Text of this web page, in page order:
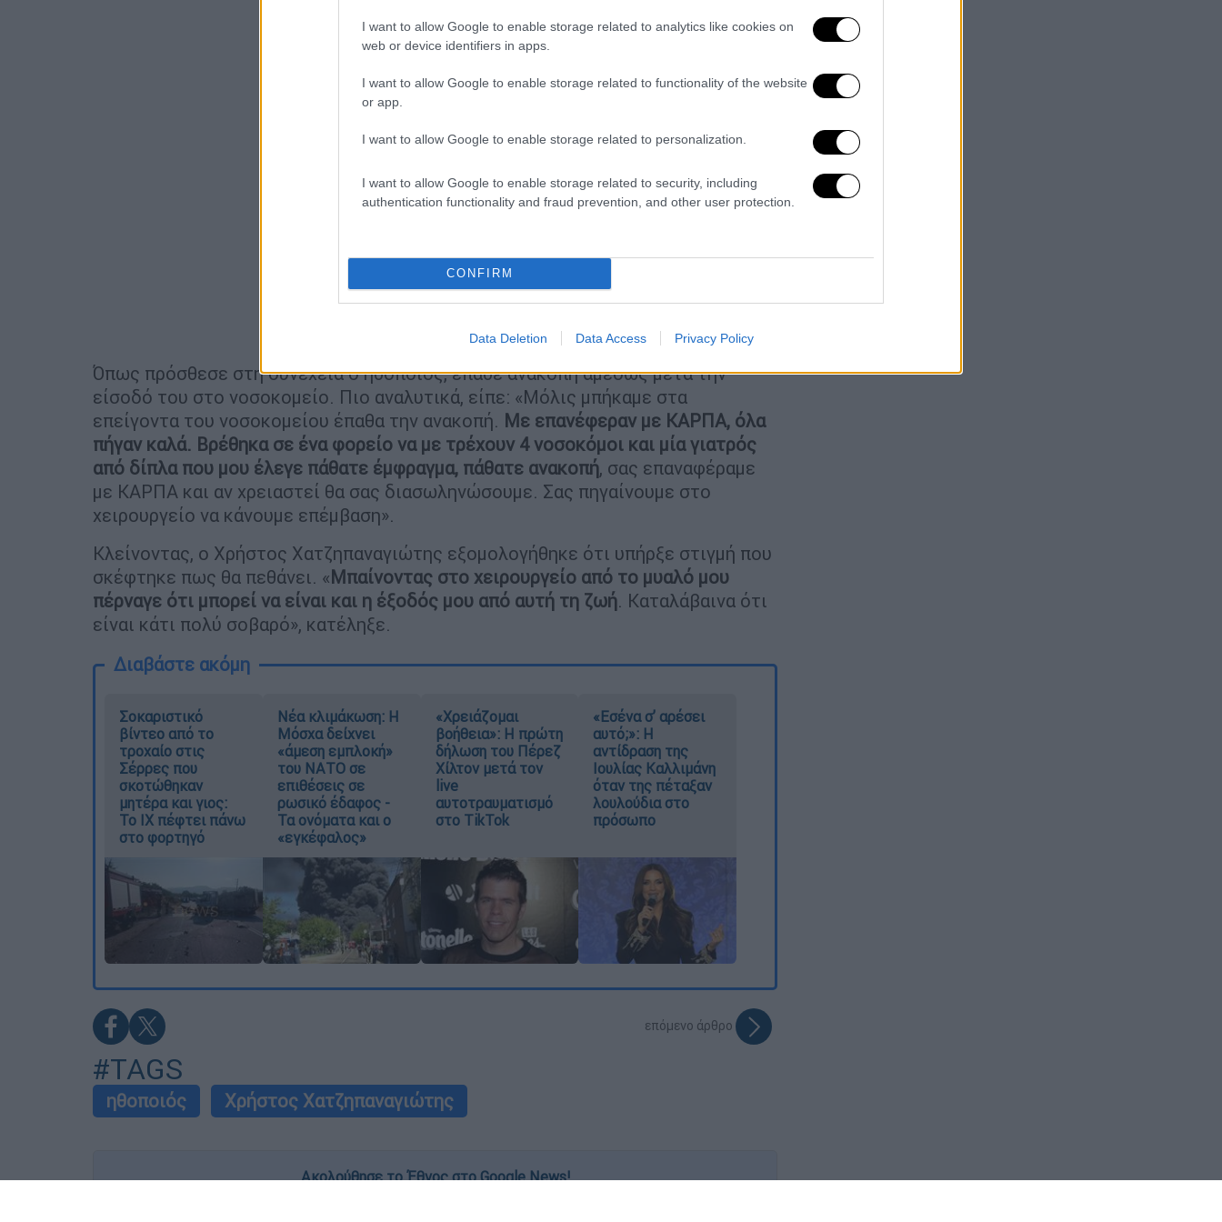
I want to allow Google to enable storage related to analytics like cookies on
web or device identifiers in apps.
I want to allow Google to enable storage related to functionality of the website
or app.
I want to allow Google to enable storage related to personalization.
I want to allow Google to enable storage related to security, including
authentication functionality and fraud prevention, and other user protection.
CONFIRM
Data Deletion Data Access Privacy Policy
Όπως πρόσθεσε στη συνέχεια ο ηθοποιός, έπαθε ανακοπή αμέσως μετά την
είσοδό του στο νοσοκομείο. Πιο αναλυτικά, είπε: «Μόλις μπήκαμε στα
επείγοντα του νοσοκομείου έπαθα την ανακοπή. Με επανέφεραν με ΚΑΡΠΑ, όλα
πήγαν καλά. Βρέθηκα σε ένα φορείο να με τρέχουν 4 νοσοκόμοι και μία γιατρός
από δίπλα που μου έλεγε πάθατε έμφραγμα, πάθατε ανακοπή, σας επαναφέραμε
με ΚΑΡΠΑ και αν χρειαστεί θα σας διασωληνώσουμε. Σας πηγαίνουμε στο
χειρουργείο να κάνουμε επέμβαση».
Κλείνοντας, ο Χρήστος Χατζηπαναγιώτης εξομολογήθηκε ότι υπήρξε στιγμή που
σκέφτηκε πως θα πεθάνει. « Μπαίνοντας στο χειρουργείο από το μυαλό μου
πέρναγε ότι μπορεί να είναι και η έξοδός μου από αυτή τη ζωή. Καταλάβαινα ότι
είναι κάτι πολύ σοβαρό», κατέληξε.
Διαβάστε ακόμη
Σοκαριστικό
βίντεο από το
τροχαίο στις
Σέρρες που
σκοτώθηκαν
μητέρα και γιος:
Το ΙΧ πέφτει πάνω
στο φορτηγό
Νέα κλιμάκωση: Η
Μόσχα δείχνει
«άμεση εμπλοκή»
του ΝΑΤΟ σε
επιθέσεις σε
ρωσικό έδαφος -
Τα ονόματα και ο
«εγκέφαλος»
«Χρειάζομαι
βοήθεια»: Η πρώτη
δήλωση του Πέρεζ
Χίλτον μετά τον
live
αυτοτραυματισμό
στο TikTok
«Εσένα σ’ αρέσει
αυτό;»: Η
αντίδραση της
Ιουλίας Καλλιμάνη
όταν της πέταξαν
λουλούδια στο
πρόσωπο
επόμενο άρθρο
#TAGS
ηθοποιός Χρήστος Χατζηπαναγιώτης
Ακολούθησε το Έθνος στο Google News!